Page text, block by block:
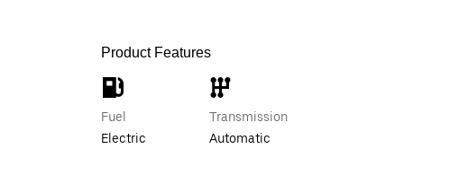
Product Features
Fuel
Electric
Transmission
Automatic